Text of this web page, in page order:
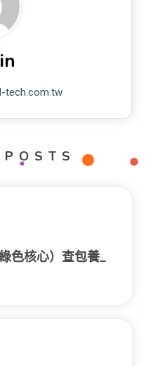
tech.com.tw
色核心）查包養_